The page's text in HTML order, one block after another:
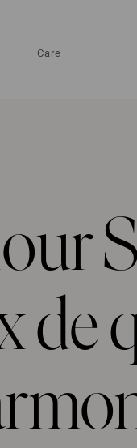
Care
de